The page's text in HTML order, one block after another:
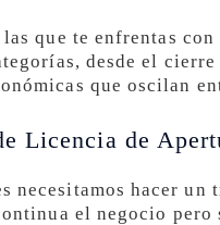
que te enfrentas
desde el
que oscilan
Licencia de
necesitamos hacer
el negocio pero